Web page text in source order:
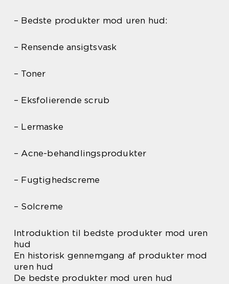
– Bedste produkter mod uren hud:
– Rensende ansigtsvask
– Toner
– Eksfolierende scrub
– Lermaske
– Acne-behandlingsprodukter
– Fugtighedscreme
– Solcreme
Introduktion til bedste produkter mod uren
hud
En historisk gennemgang af produkter mod
uren hud
De bedste produkter mod uren hud